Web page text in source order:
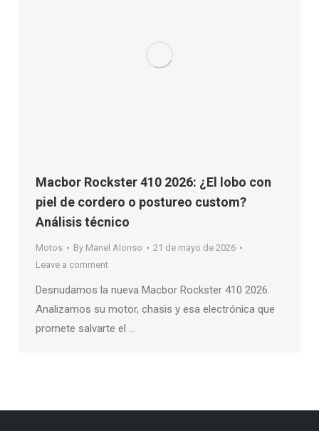
Macbor Rockster 410 2026: ¿El lobo con
piel de cordero o postureo custom?
Análisis técnico
Motos By Manel Alonso
21 de mayo de 2026
Leave a comment
Desnudamos la nueva Macbor Rockster 410 2026.
Analizamos su motor, chasis y esa electrónica que
promete salvarte el …